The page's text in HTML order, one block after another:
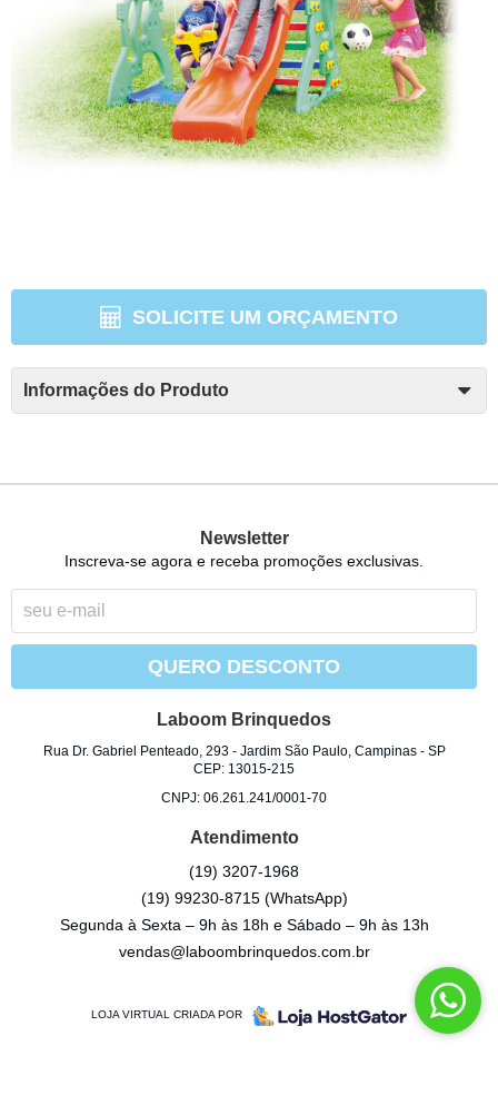
SOLICITE UM ORÇAMENTO
Informações do Produto
Newsletter
Inscreva-se agora e receba promoções exclusivas.
QUERO DESCONTO
Laboom Brinquedos
Rua Dr. Gabriel Penteado, 293- Jardim São Paulo, Campinas- SP
CEP: 13015-215
CNPJ: 06.261.241/0001-70
Atendimento
(19) 3207-1968
(19) 99230-8715 (WhatsApp)
Segunda à Sexta – 9h às 18h e Sábado – 9h às 13h
vendas@laboombrinquedos.com.br
LOJA VIRTUAL CRIADA POR